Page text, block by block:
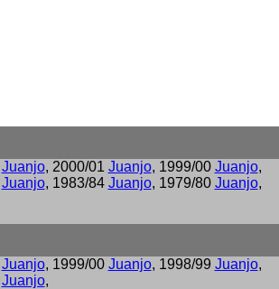
Juanjo, 2000/01 Juanjo, 1999/00 Juanjo,
Juanjo, 1983/84 Juanjo, 1979/80 Juanjo,
Juanjo, 1999/00 Juanjo, 1998/99 Juanjo,
Juanjo,